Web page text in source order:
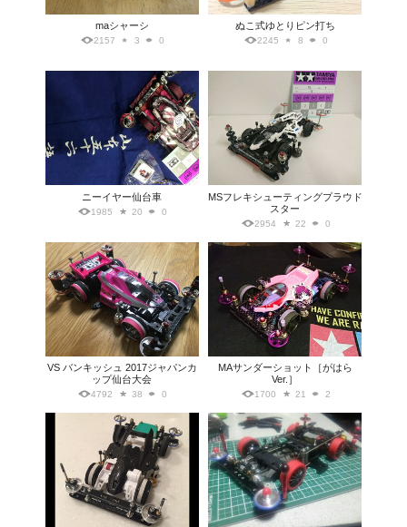
maシャーシ
2157 3 0
ぬこ式ゆとりピン打ち
2245 8 0
ニーイヤー仙台車
1985 20 0
MSフレキシューティングプラウド
スター
2954 22 0
VS バンキッシュ 2017ジャパンカ
ップ仙台大会
4792 38 0
MAサンダーショット［がはら
Ver.］
1700 21 2